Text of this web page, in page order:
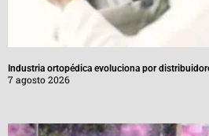
Industria ortopédica evoluciona por
7 agosto 2026